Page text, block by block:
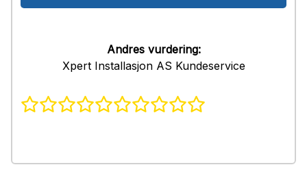
Andres vurdering:
Xpert Installasjon AS Kundeservice